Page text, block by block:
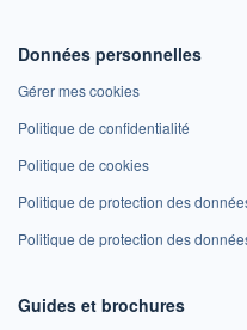
Données personnelles
Gérer mes cookies
Politique de confidentialité
Politique de cookies
Politique de protection des
Politique de protection des
Guides et brochures